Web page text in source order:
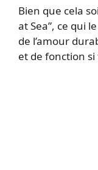
Bien que cela
at Sea”, ce qui
de l’amour
et de fonction